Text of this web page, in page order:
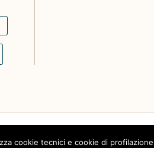
cookie tecnici e cookie di